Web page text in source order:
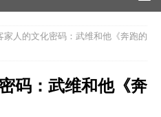
家人的文化密码：武维和他《奔跑的
码：武维和他《奔